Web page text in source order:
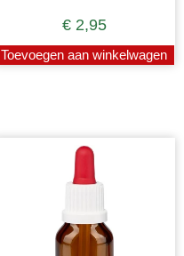
€ 2,95
Toevoegen aan winkelwagen